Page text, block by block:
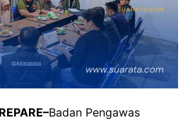
Badan Pengawas